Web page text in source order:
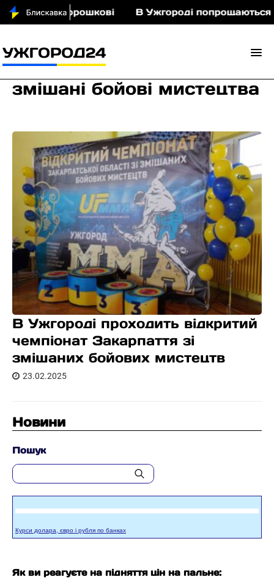
у Порошкові В Ужгороді попрощаються із
змішані бойові мистецтва
В Ужгороді проходить відкритий
чемпіонат Закарпаття зі
змішаних бойових мистецтв
23.02.2025
Новини
Пошук
Курси долара, євро і рубля по банках
Як ви реагуєте на підняття цін на пальне: